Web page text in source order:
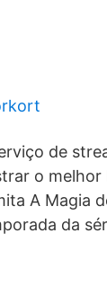
de
o
A Magia
da